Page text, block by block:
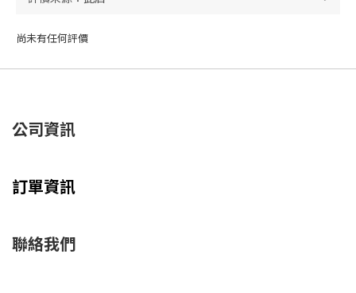
尚未有任何評價
公司資訊
訂單資訊
聯絡我們